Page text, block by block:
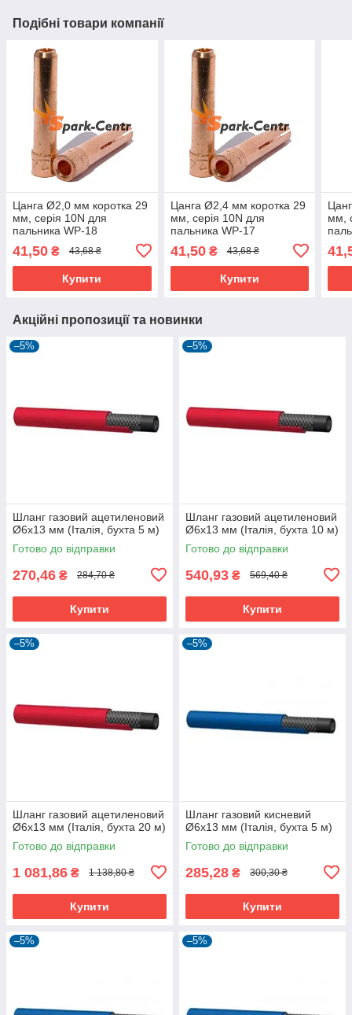
Подібні товари компанії
Цанга Ø2,0 мм коротка 29
мм, серія 10N для
пальника WP-18
41,50 ₴ 43,68 ₴
Купити
Цанга Ø2,4 мм коротка 29
мм, серія 10N для
пальника WP-17
41,50₴ 43,68 ₴
Купити
мм,
Акційні пропозиції та новинки
–5%
Шланг газовий ацетиленовий
Ø6x13 мм (Італія, бухта 5 м)
Готово до відправки
270,46 ₴ 284,70 ₴
Купити
–5%
Шланг газовий ацетиленовий
Ø6x13 мм (Італія, бухта 10 м)
Готово до відправки
540,93 ₴ 569,40 ₴
Купити
–5%
Шланг газовий ацетиленовий
Ø6x13 мм (Італія, бухта 20 м)
Готово до відправки
1 081,86 ₴ 1 138,80 ₴
Купити
–5%
Шланг газовий кисневий
Ø6x13 мм (Італія, бухта 5 м)
Готово до відправки
285,28 ₴ 300,30 ₴
Купити
–5% –5%